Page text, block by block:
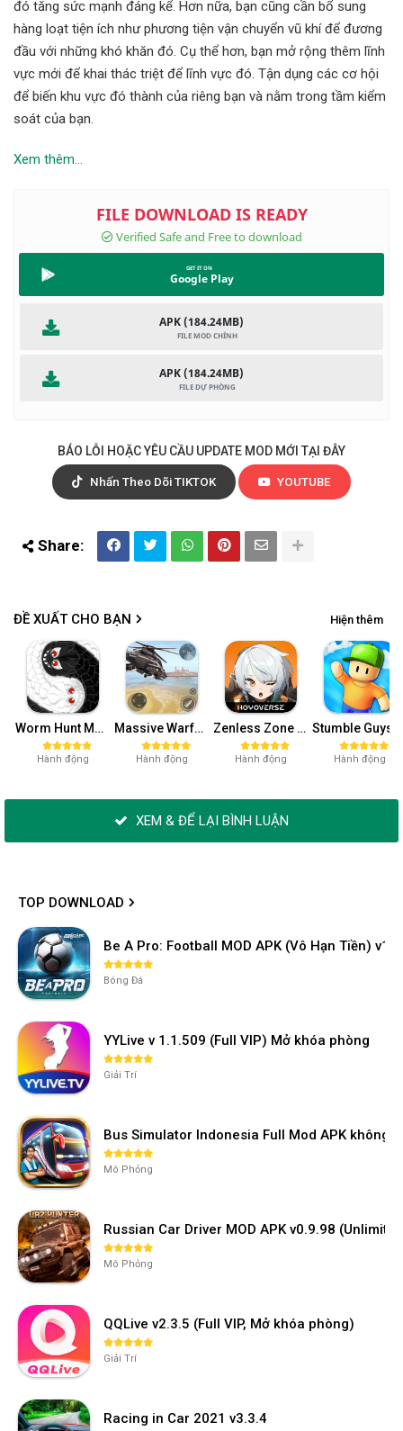
đó tăng sức mạnh đáng kể. Hơn nữa, bạn cũng cần bổ sung
hàng loạt tiện ích như phương tiện vận chuyển vũ khí để đương
đầu với những khó khăn đó. Cụ thể hơn, bạn mở rộng thêm lĩnh
vực mới để khai thác triệt để lĩnh vực đó. Tận dụng các cơ hội
để biến khu vực đó thành của riêng bạn và nằm trong tầm kiểm
soát của bạn.
Xem thêm...
Google Play
APK (184.24MB)
APK (184.24MB)
BÁO LỖI HOẶC YÊU CẦU UPDATE MOD MỚI TẠI ĐÂY
Nhấn Theo Dõi TIKTOK YOUTUBE
ĐỀ XUẤT CHO BẠN Hiện thêm
Worm Hunt Mod APK (Vô hạn tiền) v3.9.5
Hành động
Massive Warfare: Tăng chiến Mod APK v1.81.432
Hành động
Zenless Zone Zero-Gamota Mod APK 1.0.0
Hành động Hành động
XEM & ĐỂ LẠI BÌNH LUẬN
TOP DOWNLOAD
Be A Pro: Football MOD APK (Vô Hạn Tiền)
Bóng Đá
YYLive v 1.1.509 (Full VIP) Mở khóa phòng
Giải Trí
Bus Simulator Indonesia Full Mod APK không
Mô Phỏng
Russian Car Driver MOD APK v0.9.98
Mô Phỏng
QQLive v2.3.5 (Full VIP, Mở khóa phòng)
Giải Trí
Racing in Car 2021 v3.3.4